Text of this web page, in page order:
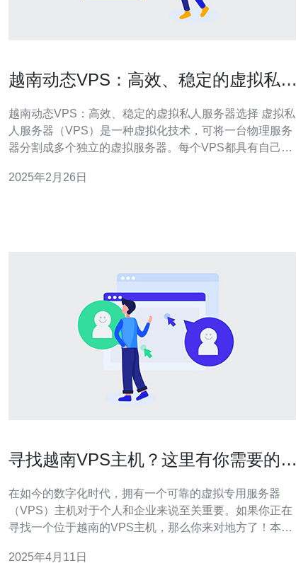
越南动态VPS：高效、稳定的虚拟私人
越南动态VPS：高效、稳定的虚拟私人服务器选择 虚拟私
人服务器（VPS）是一种虚拟化技术，可将一台物理服务
器分割成多个独立的虚拟服务器。每个VPS都具有自己的
态VPS是在越南地区提供的高效、稳定的VPS服务。 越南
2025年2月26日
寻找越南VPS主机？这里有你需要的答
在如今的数字化时代，拥有一个可靠的虚拟专用服务器
（VPS）主机对于个人和企业来说至关重要。如果你正在
寻找一个位于越南的VPS主机，那么你来对地方了！本文
一个快速发展和数字化的国家，拥有许多理由选择其VPS
2025年4月11日